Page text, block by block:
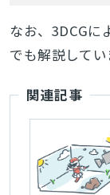
なお、3DCGに
でも解説してい
関連記事